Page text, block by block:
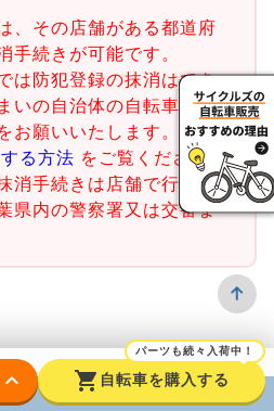
、その店舗がある都道府
手続きが可能です。
は防犯登録の抹消はでき
いの自治体の自転車防犯
お願いいたします。詳し
る方法 をご覧ください。
消手続きは店舗で行うこ
県内の警察署又は交番ま
keyboard_arrow_down shopping_cart
パーツも続々入荷中！
自転車を購入する